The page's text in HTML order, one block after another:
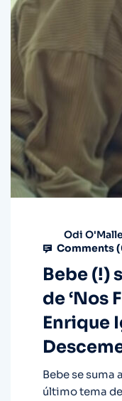
Odi
Comments (
Bebe (!)
de ‘Nos
Enrique
Bebe se suma
último tema